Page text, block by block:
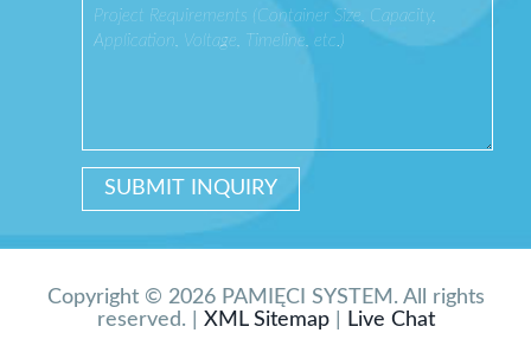
Copyright © 2026 PAMIĘCI SYSTEM. All rights
reserved. | XML Sitemap| Live Chat